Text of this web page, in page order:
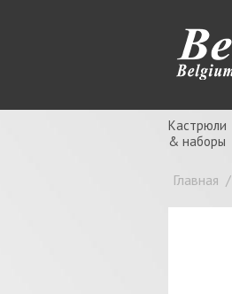
Кастрюли
& наборы
Главная /